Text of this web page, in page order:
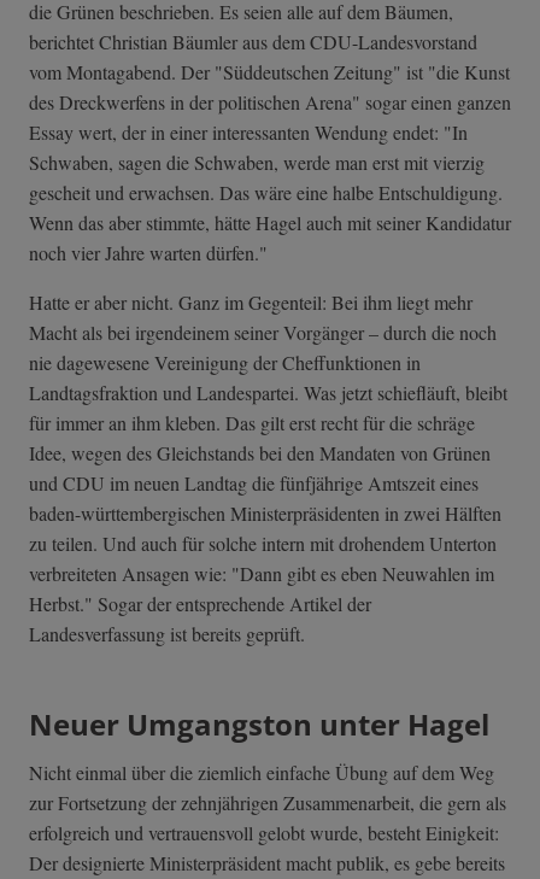
die Grünen beschrieben. Es seien alle auf dem Bäumen,
berichtet Christian Bäumler aus dem CDU-Landesvorstand
vom Montagabend. Der "Süddeutschen Zeitung" ist "die Kunst
des Dreckwerfens in der politischen Arena" sogar einen ganzen
Essay wert, der in einer interessanten Wendung endet: "In
Schwaben, sagen die Schwaben, werde man erst mit vierzig
gescheit und erwachsen. Das wäre eine halbe Entschuldigung.
Wenn das aber stimmte, hätte Hagel auch mit seiner Kandidatur
noch vier Jahre warten dürfen."
Hatte er aber nicht. Ganz im Gegenteil: Bei ihm liegt mehr
Macht als bei irgendeinem seiner Vorgänger – durch die noch
nie dagewesene Vereinigung der Cheffunktionen in
Landtagsfraktion und Landespartei. Was jetzt schiefläuft, bleibt
für immer an ihm kleben. Das gilt erst recht für die schräge
Idee, wegen des Gleichstands bei den Mandaten von Grünen
und CDU im neuen Landtag die fünfjährige Amtszeit eines
baden-württembergischen Ministerpräsidenten in zwei Hälften
zu teilen. Und auch für solche intern mit drohendem Unterton
verbreiteten Ansagen wie: "Dann gibt es eben Neuwahlen im
Herbst." Sogar der entsprechende Artikel der
Landesverfassung ist bereits geprüft.
Neuer Umgangston unter Hagel
Nicht einmal über die ziemlich einfache Übung auf dem Weg
zur Fortsetzung der zehnjährigen Zusammenarbeit, die gern als
erfolgreich und vertrauensvoll gelobt wurde, besteht Einigkeit:
Der designierte Ministerpräsident macht publik, es gebe bereits